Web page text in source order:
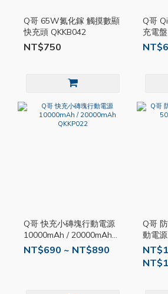
Q哥 65W氮化鎵 觸摸數顯
快充頭 QKKB042
NT$750
Q哥
充電
Q哥 快充小磚塊行動電源
10000mAh / 20000mAh
QKKP022
NT$690 ~ NT$890
Q哥
動電